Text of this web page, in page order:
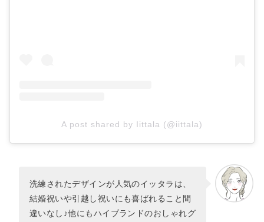
A post shared by Iittala (@iittala)
洗練されたデザインが人気のイッタラは、
結婚祝いや引越し祝いにも喜ばれること間
違いなし♪他にもハイブランドのおしゃれグ